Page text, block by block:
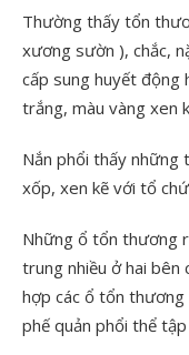
Thường thấy tổn
xương sườn ), chắc,
cấp sung huyết động
trắng, màu vàng xen
Nắn phổi thấy những
xốp, xen kẽ với tổ
Những ổ tổn thương
trung nhiều ở hai
hợp các ổ tổn
phế quản phổi thể